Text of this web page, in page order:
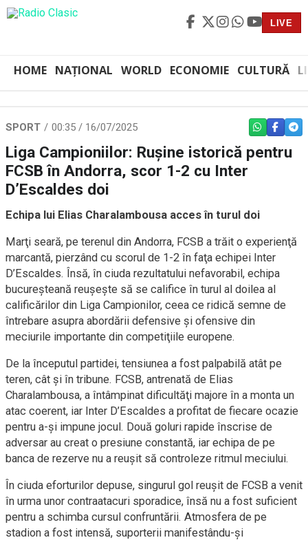
LIVE
HOME NAȚIONAL WORLD ECONOMIE CULTURĂ
SPORT 00:35 / 16/07/2025 WHATSAPP
Liga Campioniilor: Ruşine istorică pentru
FCSB în Andorra, scor 1-2 cu Inter
D’Escaldes doi
Echipa lui Elias Charalambousa acces în turul doi
Marţi seară, pe terenul din Andorra, FCSB a trăit o experienţă
marcantă, pierzând cu scorul de 1-2 în faţa echipei Inter
D’Escaldes. Însă, în ciuda rezultatului nefavorabil, echipa
bucureșteană reuşeşte să se califice în turul al doilea al
calificărilor din Liga Campionilor, ceea ce ridică semne de
întrebare asupra abordării defensive și ofensive din
meciurile importante din competiţiile europene.
De la începutul partidei, tensiunea a fost palpabilă atât pe
teren, cât şi în tribune. FCSB, antrenată de Elias
Charalambousa, a întâmpinat dificultăţi majore în a monta un
atac coerent, iar Inter D’Escaldes a profitat de fiecare ocazie
pentru a-şi impune jocul. Două goluri rapide înscrise de
adversar au creat o presiune constantă, iar echipa de pe
banca de rezerve nu a reuşit să controleze ritmul meciului.
În ciuda eforturilor depuse, singurul gol reuşit de FCSB a venit
în urma unor contraatacuri sporadice, însă nu a fost suficient
pentru a schimba cursul confruntării. Atmosfera de pe
stadion a fost intensă, suporterii manifestându-şi